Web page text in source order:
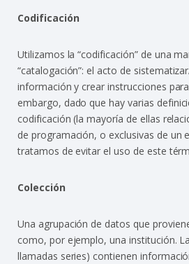
Codificación
Utilizamos la “codificación” de una
“catalogación”: el acto de
información y crear instrucciones
embargo, dado que hay varias
codificación (la mayoría de ellas
de programación, o exclusivas de un
tratamos de evitar el uso de este
Colección
Una agrupación de datos que
como, por ejemplo, una institución.
llamadas series) contienen